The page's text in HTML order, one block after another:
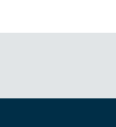
sua autonomia e
da SME;
do Conselho
pedagógicas e